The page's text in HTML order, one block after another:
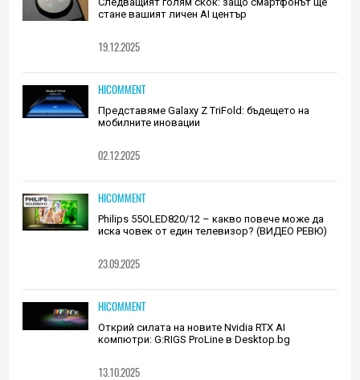
стане вашият личен AI център
19.12.2025
HICOMMENT
Представяме Galaxy Z TriFold: бъдещето на
мобилните иновации
02.12.2025
HICOMMENT
Philips 55OLED820/12 – какво повече може да
иска човек от един телевизор? (ВИДЕО РЕВЮ)
23.09.2025
HICOMMENT
Открий силата на новите Nvidia RTX AI
компютри: G:RIGS ProLine в Desktop.bg
13.10.2025